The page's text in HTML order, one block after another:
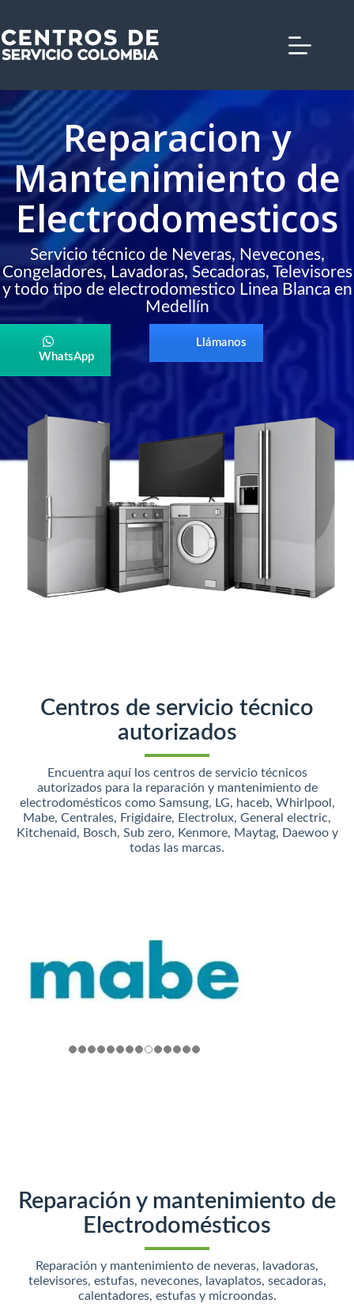
contenido
Reparacion y
Mantenimiento de
Electrodomesticos
Servicio técnico de Neveras, Nevecones,
Congeladores, Lavadoras, Secadoras, Televisores
y todo tipo de electrodomestico Linea Blanca en
Medellín
WhatsApp
Llámanos
Centros de servicio técnico
autorizados
Encuentra aquí los centros de servicio técnicos
autorizados para la reparación y mantenimiento de
electrodomésticos como Samsung, LG, haceb, Whirlpool,
Mabe, Centrales, Frigidaire, Electrolux, General electric,
Kitchenaid, Bosch, Sub zero, Kenmore, Maytag, Daewoo y
todas las marcas.
Reparación y mantenimiento de
Electrodomésticos
Reparación y mantenimiento de neveras, lavadoras,
televisores, estufas, nevecones, lavaplatos, secadoras,
calentadores, estufas y microondas.